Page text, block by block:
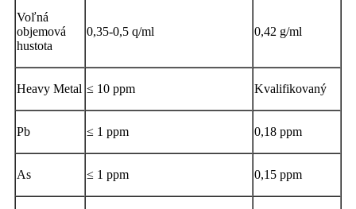
Voľná ​​
objemová
hustota
0,35-0,5 q/ml 0,42 g/ml
Heavy Metal ≤ 10 ppm Kvalifikovaný
Pb ≤ 1 ppm 0,18 ppm
As ≤ 1 ppm 0,15 ppm